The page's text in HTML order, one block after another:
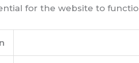
for the website to